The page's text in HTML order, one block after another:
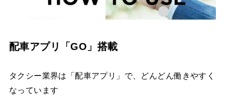
配車アプリ「GO」搭載
タクシー業界は「配車アプリ」で、どんどん働きやすく
なっています